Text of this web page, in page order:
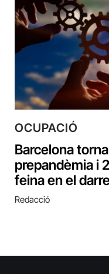
OCUPACIÓ
Barcelona
prepandèmia i
feina en el
Redacció